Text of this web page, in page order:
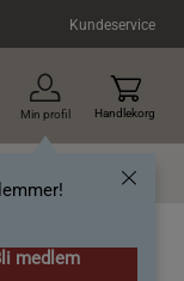
Kundeservice
Min profil
medlem
Handlekorg
Gavekort